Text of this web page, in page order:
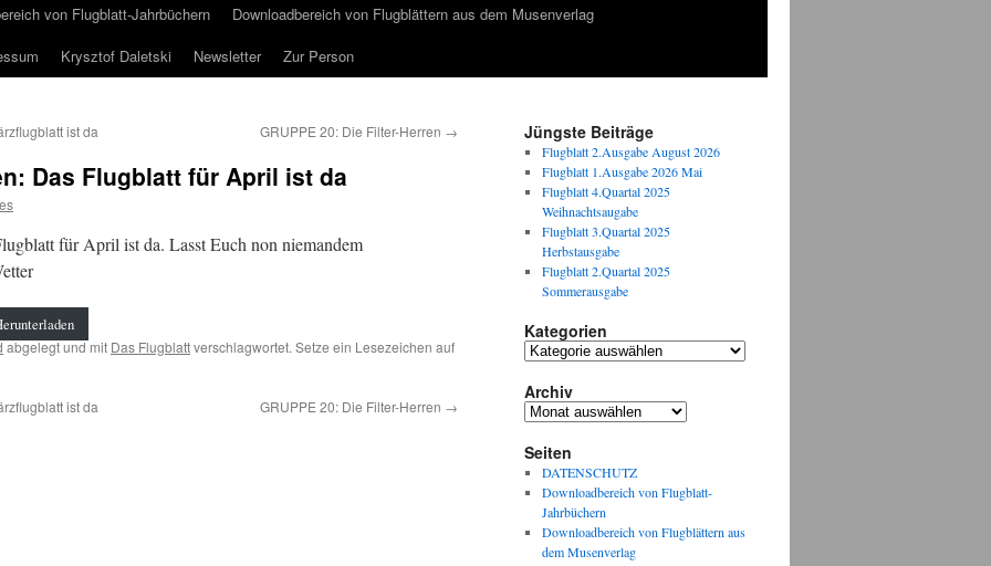
von Flugblatt-Jahrbüchern
Downloadbereich von Flugblättern aus dem Musenverlag
Krysztof Daletski Newsletter Zur Person
ist da GRUPPE 20: Die Filter-Herren →
Das Flugblatt für April ist da
für April ist da. Lasst Euch non niemandem
abgelegt und mit Das Flugblattverschlagwortet. Setze ein Lesezeichen auf
ist da GRUPPE 20: Die Filter-Herren →
Jüngste Beiträge
Flugblatt 2.Ausgabe August 2026
Flugblatt 1.Ausgabe 2026 Mai
Flugblatt 4.Quartal 2025
Weihnachtsaugabe
Flugblatt 3.Quartal 2025
Herbstausgabe
Flugblatt 2.Quartal 2025
Sommerausgabe
Kategorien
Kategorien
Archiv
Archiv
Seiten
DATENSCHUTZ
Downloadbereich von Flugblatt-
Jahrbüchern
Downloadbereich von Flugblättern aus
dem Musenverlag